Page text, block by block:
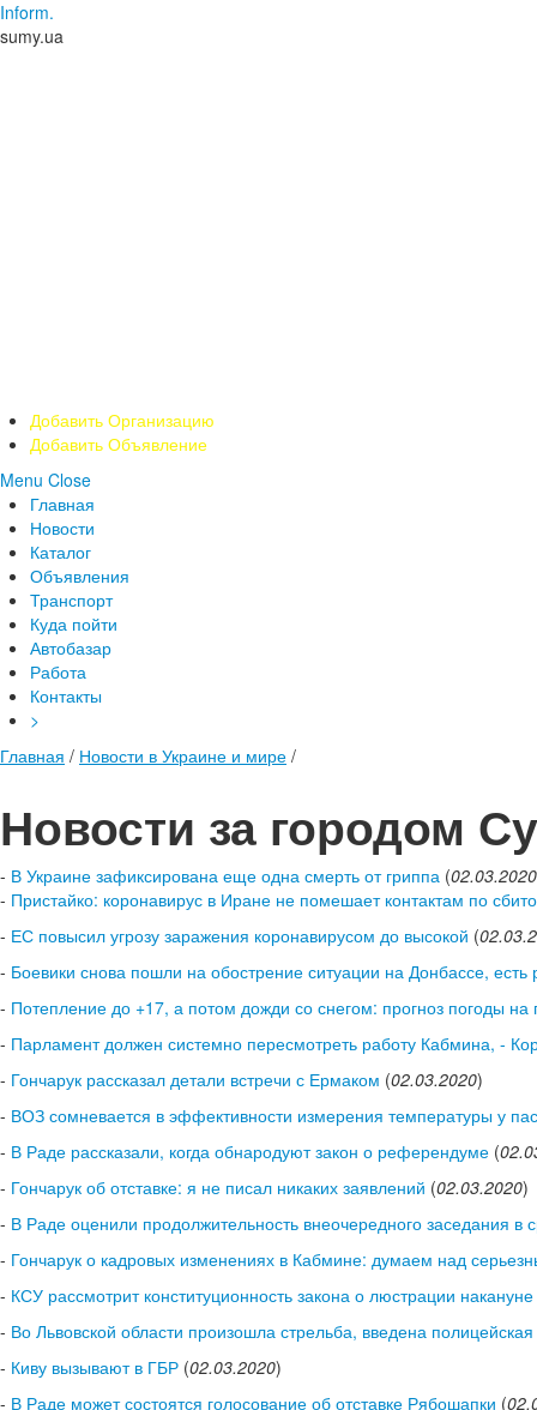
Inform.
sumy.ua
Добавить Организацию
Добавить Объявление
Menu Close
Главная
Новости
Каталог
Объявления
Транспорт
Куда пойти
Автобазар
Работа
Контакты
>
Главная / Новости в Украине и мире /
Новости за городом
- В Украине зафиксирована еще одна смерть от гриппа (02.03.2020
- Пристайко: коронавирус в Иране не помешает контактам по
- ЕС повысил угрозу заражения коронавирусом до высокой (
- Боевики снова пошли на обострение ситуации на Донбассе, есть
- Потепление до +17, а потом дожди со снегом: прогноз погоды
- Парламент должен системно пересмотреть работу Кабмина, -
- Гончарук рассказал детали встречи с Ермаком (02.03.2020)
- ВОЗ сомневается в эффективности измерения температуры у
- В Раде рассказали, когда обнародуют закон о референдуме (
- Гончарук об отставке: я не писал никаких заявлений (02.03.2020)
- В Раде оценили продолжительность внеочередного заседания в
- Гончарук о кадровых изменениях в Кабмине: думаем над
- КСУ рассмотрит конституционность закона о люстрации
- Во Львовской области произошла стрельба, введена
- Киву вызывают в ГБР (02.03.2020)
- В Раде может состоятся голосование об отставке Рябошапки (